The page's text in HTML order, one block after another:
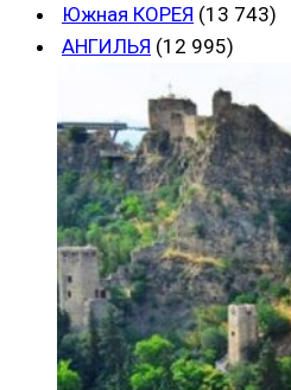
Южная КОРЕЯ (13 743)
АНГИЛЬЯ (12 995)